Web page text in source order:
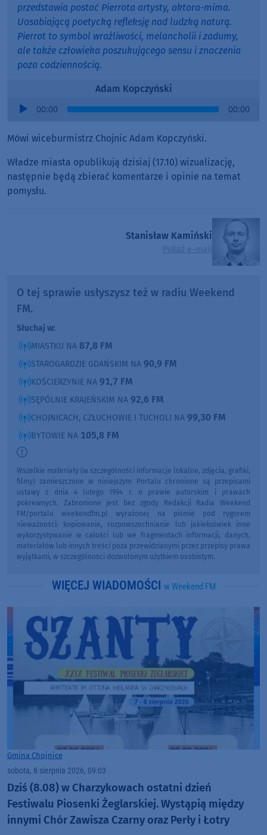
przedstawia postać Pierrota artysty, aktora-mima.
Uosabiającą poetycką refleksję nad ludzką naturą.
Pierrot to symbol wrażliwości, melancholii i zadumy,
ale także człowieka poszukującego sensu i znaczenia
poza codziennością.
Adam Kopczyński
Audio
00:00 00:00
Mówi wiceburmistrz Chojnic Adam Kopczyński.
Władze miasta opublikują dzisiaj (17.10) wizualizację,
następnie będą zbierać komentarze i opinie na temat
pomysłu.
Stanisław Kamiński
Pokaż e-mail
O tej sprawie usłyszysz też w radiu Weekend
FM.
Słuchaj w:
MIASTKU NA 87,8 FM
STAROGARDZIE GDAŃSKIM NA 90,9 FM
KOŚCIERZYNIE NA 91,7 FM
SĘPÓLNIE KRAJEŃSKIM NA 92,6 FM
CHOJNICACH, CZŁUCHOWIE I TUCHOLI NA 99,30 FM
BYTOWIE NA 105,8 FM
Wszelkie materiały (w szczególności informacje lokalne, zdjęcia, grafiki,
filmy) zamieszczone w niniejszym Portalu chronione są przepisami
ustawy z dnia 4 lutego 1994 r. o prawie autorskim i prawach
pokrewnych. Zabronione jest bez zgody Redakcji Radia Weekend
FM/portalu weekendfm.pl wyrażonej na piśmie pod rygorem
nieważności: kopiowanie, rozpowszechnianie lub jakiekolwiek inne
wykorzystywanie w całości lub we fragmentach informacji, danych,
materiałów lub innych treści poza przewidzianymi przez przepisy prawa
wyjątkami, w szczególności dozwolonym użytkiem osobistym.
WIĘCEJ WIADOMOŚCI w Weekend FM
Gmina Chojnice
sobota, 8 sierpnia 2026, 09:03
Dziś (8.08) w Charzykowach ostatni dzień
Festiwalu Piosenki Żeglarskiej. Wystąpią między
innymi Chór Zawisza Czarny oraz Perły i Łotry